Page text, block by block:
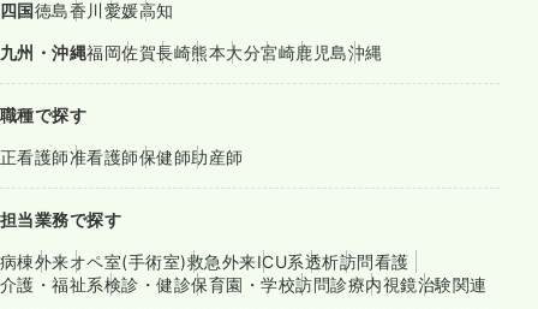
四国徳島香川愛媛高知
九州・沖縄福岡佐賀長崎熊本大分宮崎鹿児島沖縄
職種で探す
正看護師准看護師保健師助産師
担当業務で探す
病棟外来オペ室(手術室)救急外来ICU系透析訪問看護
介護・福祉系検診・健診保育園・学校訪問診療内視鏡治験関連